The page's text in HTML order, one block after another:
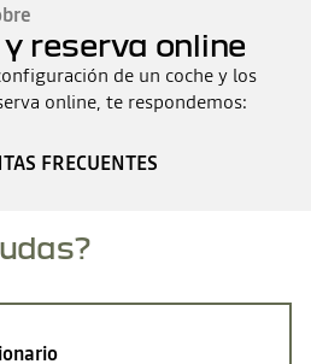
reserva online
de un coche y los
online, te respondemos:
FRECUENTES